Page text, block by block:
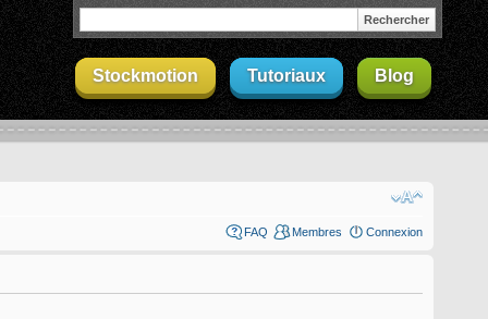
Stockmotion Tutoriaux Blog
FAQ Membres Connexion